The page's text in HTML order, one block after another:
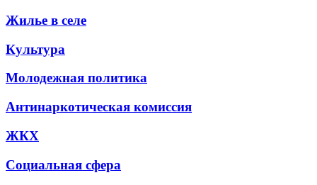
Жилье в селе
Культура
Молодежная политика
Антинаркотическая комиссия
ЖКХ
Социальная сфера